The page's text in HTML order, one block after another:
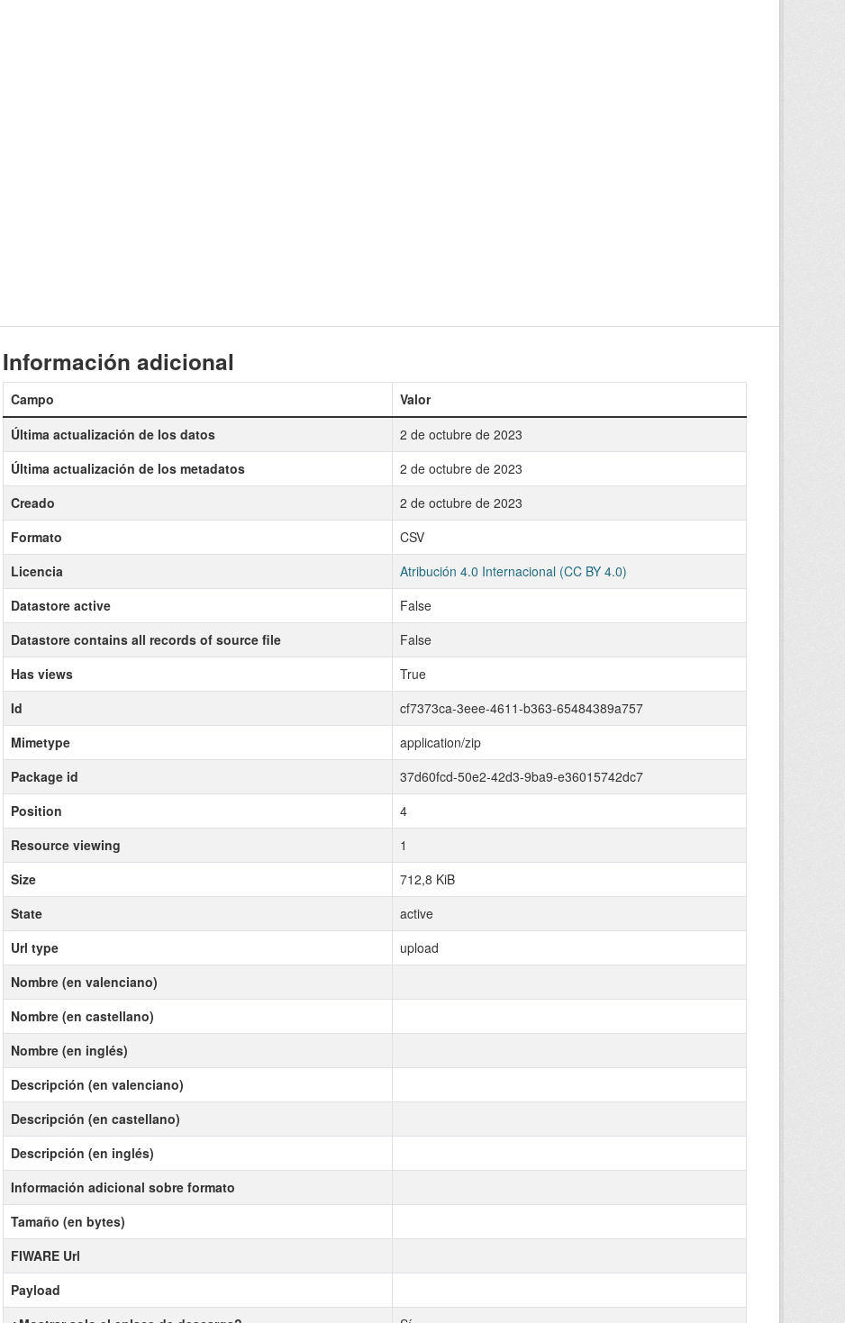
Información adicional
Campo
Valor
Última actualización de los datos
2 de octubre de 2023
Última actualización de los metadatos
2 de octubre de 2023
Creado
2 de octubre de 2023
Formato
CSV
Licencia
Atribución 4.0 Internacional (CC BY 4.0)
Datastore active
False
Datastore contains all records of source file
False
Has views
True
Id
cf7373ca-3eee-4611-b363-65484389a757
Mimetype
application/zip
Package id
37d60fcd-50e2-42d3-9ba9-e36015742dc7
Position
4
Resource viewing
1
Size
712,8 KiB
State
active
Url type
upload
Nombre (en valenciano)
Nombre (en castellano)
Nombre (en inglés)
Descripción (en valenciano)
Descripción (en castellano)
Descripción (en inglés)
Información adicional sobre formato
Tamaño (en bytes)
FIWARE Url
Payload